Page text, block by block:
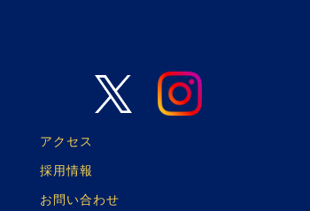
アクセス
採用情報
お問い合わせ